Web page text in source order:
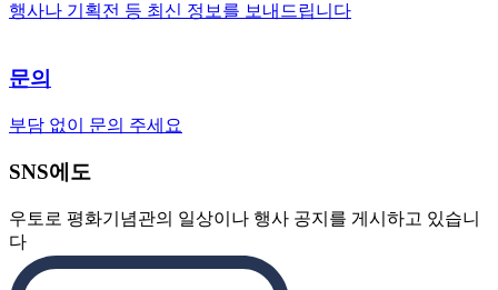
행사나 기획전 등 최신 정보를 보내드립니다
문의
부담 없이 문의 주세요
SNS에도
우토로 평화기념관의 일상이나 행사 공지를 게시하고 있습니
다